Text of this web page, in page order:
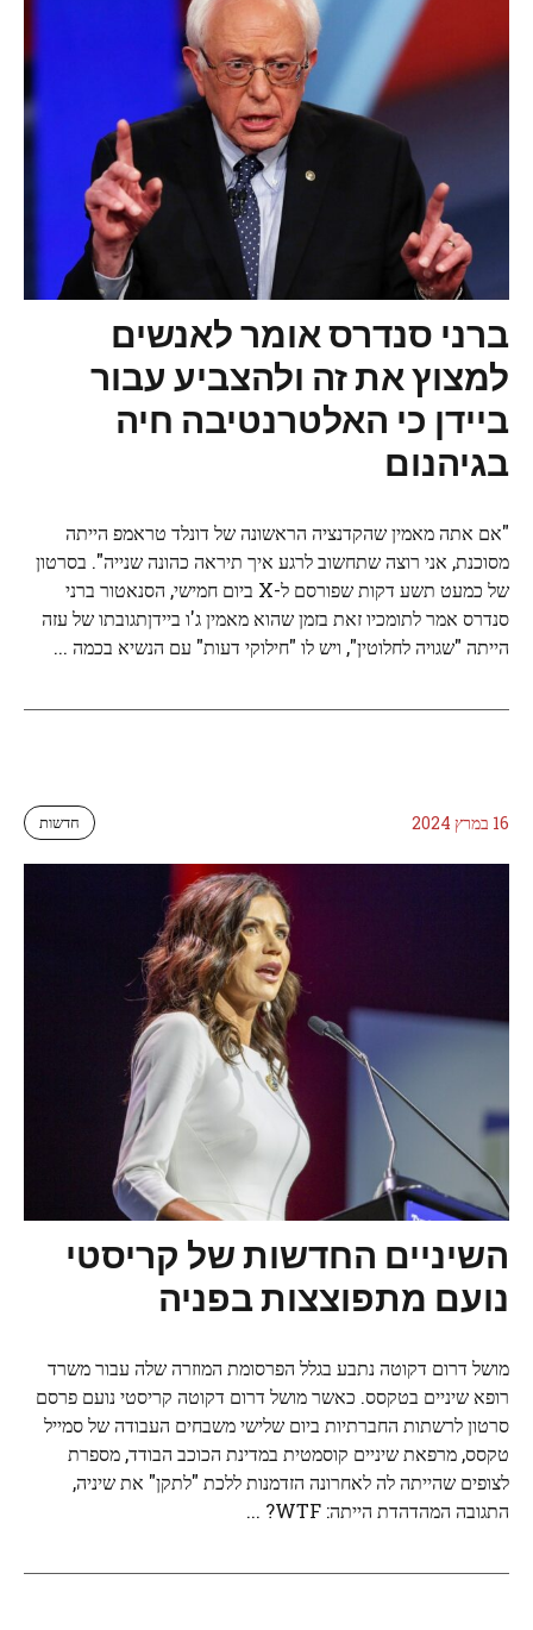
ברני סנדרס אומר לאנשים
למצוץ את זה ולהצביע עבור
ביידן כי האלטרנטיבה חיה
בגיהנום
"אם אתה מאמין שהקדנציה הראשונה של דונלד טראמפ הייתה
מסוכנת, אני רוצה שתחשוב לרגע איך תיראה כהונה שנייה". בסרטון
של כמעט תשע דקות שפורסם ל-X ביום חמישי, הסנאטור ברני
סנדרס אמר לתומכיו זאת בזמן שהוא מאמין ג'ו ביידןתגובתו של עזה
הייתה "שגויה לחלוטין", ויש לו "חילוקי דעות" עם הנשיא בכמה ...
16 במרץ 2024 חדשות
השיניים החדשות של קריסטי
נועם מתפוצצות בפניה
מושל דרום דקוטה נתבע בגלל הפרסומת המוזרה שלה עבור משרד
רופא שיניים בטקסס. כאשר מושל דרום דקוטה קריסטי נועם פרסם
סרטון לרשתות החברתיות ביום שלישי משבחים העבודה של סמייל
טקסס, מרפאת שיניים קוסמטית במדינת הכוכב הבודד, מספרת
לצופים שהייתה לה לאחרונה הזדמנות ללכת "לתקן" את שיניה,
התגובה המהדהדת הייתה: WTF? ...